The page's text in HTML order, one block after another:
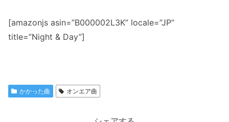
[amazonjs asin=”B000002L3K” locale=”JP”
title=”Night & Day”]
かかった曲 オンエア曲